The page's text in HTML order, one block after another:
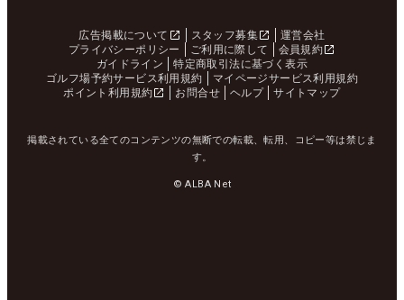
広告掲載について スタッフ募集
運営会社
プライバシーポリシー
ご利用に際して
会員規約
ガイドライン
特定商取引法に基づく表示
ゴルフ場予約サービス利用規約
マイページサービス利用規約
ポイント利用規約
お問合せ ヘルプ サイトマップ
掲載されている全てのコンテンツの無断での転載、転用、コピー等は禁じま
す。
© ALBA Net